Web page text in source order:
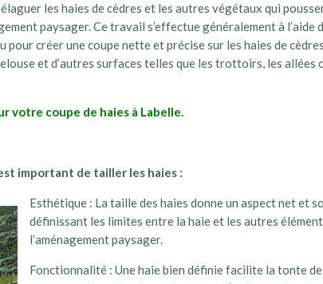
les haies de cèdres et les autres végétaux qui
paysager. Ce travail s’effectue généralement à l’aide
pour créer une coupe nette et précise sur les haies de cèdres
et d’autres surfaces telles que les trottoirs, les allées
votre coupe de haies à Labelle.
important de tailler les haies :
Esthétique : La taille des haies donne un aspect net et
définissant les limites entre la haie et les autres
l’aménagement paysager.
Fonctionnalité : Une haie bien définie facilite la tonte